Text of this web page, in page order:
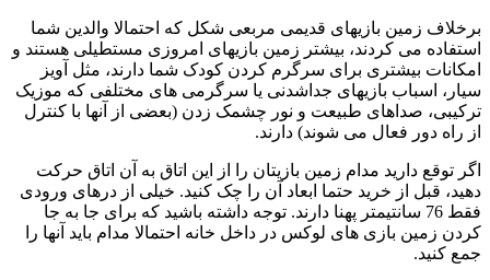
برخلاف زمین بازی­های قدیمی مربعی شکل که احتمالا والدین­ شما
استفاده می­ کردند، بیشتر زمین بازی­های امروزی مستطیلی هستند و
امکانات بیشتری برای سرگرم­ کردن کودک شما دارند، مثل آویز
سیار، اسباب­ بازی­های جداشدنی یا سرگرمی ­های مختلفی که موزیک
ترکیبی، صداهای طبیعت و نور چشمک­ زدن (بعضی از آنها با کنترل
از راه دور فعال می­ شوند) دارند.
اگر توقع دارید مدام زمین بازی­تان را از این اتاق به آن اتاق حرکت
دهید، قبل از خرید حتما ابعاد آن را چک کنید. خیلی از درهای ورودی
فقط 76 سانتیمتر پهنا دارند. توجه داشته باشید که برای جا به­ جا
کردن زمین بازی ­های لوکس در داخل خانه احتمالا مدام باید آنها را
جمع کنید.